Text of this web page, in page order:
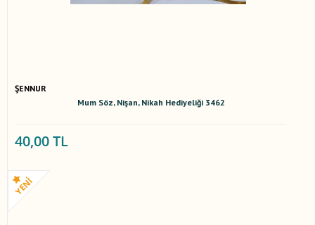
ŞENNUR
Mum Söz, Nişan, Nikah Hediyeliği 3462
40,00 TL